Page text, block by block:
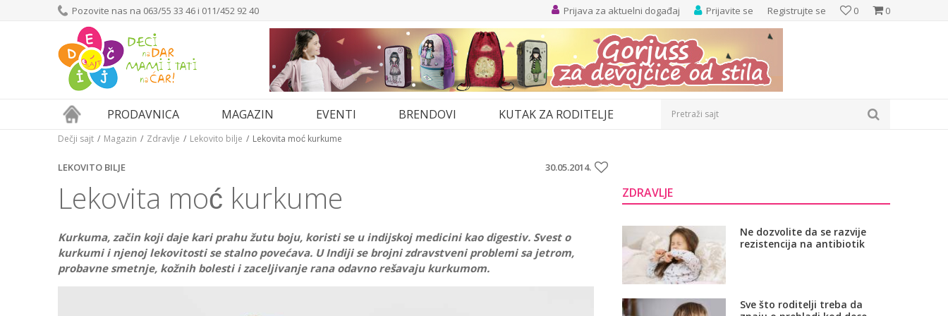
Pozovite nas na 063/55 33 46 i 011/452 92 40 0
0
Prijavite se Registrujte se
Prijava za aktuelni događaj
PRODAVNICA MAGAZIN EVENTI BRENDOVI KUTAK ZA RODITELJE Pretraži sajt
Dečji sajt Magazin Zdravlje Lekovito bilje Lekovita moć kurkume
LEKOVITO BILJE 30.05.2014.
Lekovita moć kurkume
Kurkuma, začin koji daje kari prahu žutu boju, koristi se u indijskoj medicini kao digestiv. Svest o
kurkumi i njenoj lekovitosti se stalno povećava. U Indiji se brojni zdravstveni problemi sa jetrom,
probavne smetnje, kožnih bolesti i zaceljivanje rana odavno rešavaju kurkumom.
ZDRAVLJE
Ne dozvolite da se razvije
rezistencija na antibiotik
Sve što roditelji treba da